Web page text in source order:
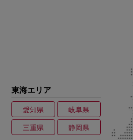
東海エリア
愛知県
岐阜県
三重県
静岡県